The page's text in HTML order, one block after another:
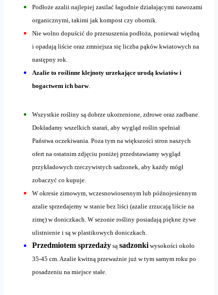
Podłoże azalii najlepiej zasilać łagodnie działającymi nawozami
organicznymi, takimi jak kompost czy obornik.
Nie wolno dopuścić do przesuszenia podłoża, ponieważ więdną
i opadają liście oraz zmniejsza się liczba pąków kwiatowych na
następny rok.
Azalie to roślinne klejnoty urzekające urodą kwiatów i
bogactwem ich barw.
Wszystkie rośliny są dobrze ukorzenione, zdrowe oraz zadbane.
Dokładamy wszelkich starań, aby wygląd roślin spełniał
Państwa oczekiwania. Poza tym na większości stron naszych
ofert na ostatnim zdjęciu poniżej przedstawiamy wygląd
przykładowych rzeczywistych sadzonek, aby każdy mógł
zobaczyć co kupuje.
W okresie zimowym, wczesnowiosennym lub późnojesiennym
azalie sprzedajemy w stanie bez liści (azalie zrzucają liście na
zimę) w doniczkach. W sezonie rośliny posiadają piękne żywe
ulistnienie i są w plastikowych doniczkach.
Przedmiotem sprzedaży są sadzonki wysokości około
35-45 cm. Azalie kwitną przeważnie już w tym samym roku po
posadzeniu na miejsce stałe.